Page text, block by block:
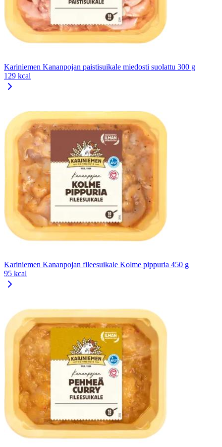
Kariniemen Kananpojan paistisuikale miedosti suolattu 300 g
129 kcal
Kariniemen Kananpojan fileesuikale Kolme pippuria 450 g
95 kcal